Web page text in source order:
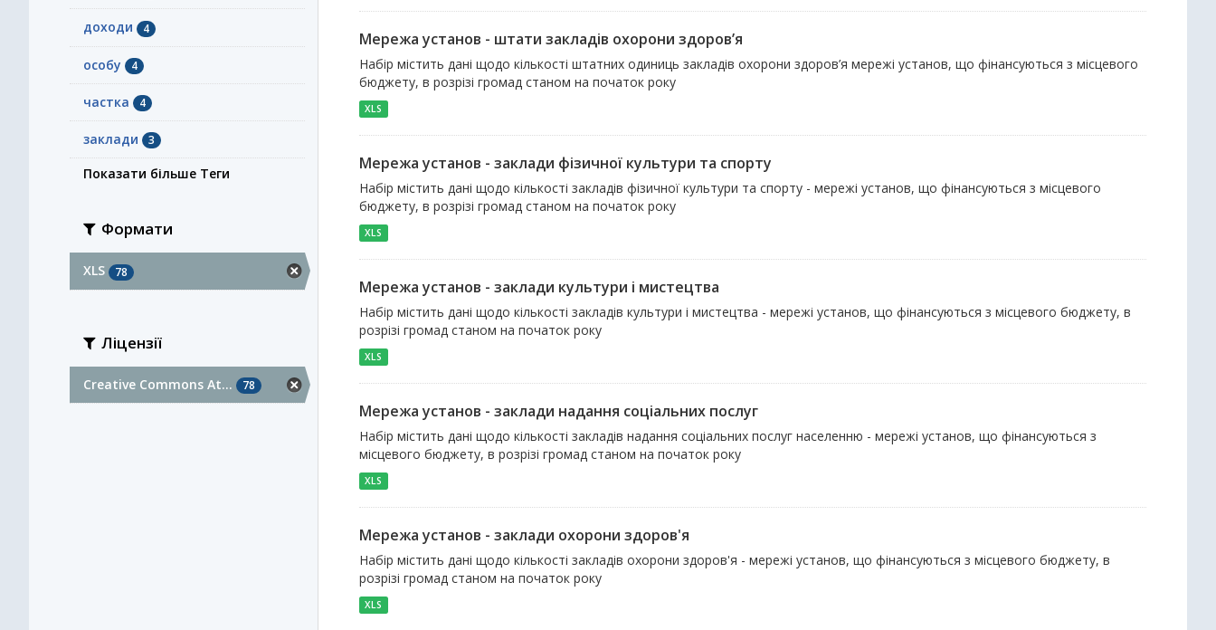
доходи 4
особу 4
частка 4
заклади 3
Показати більше Теги
Формати
XLS 78
Ліцензії
Creative Commons At... 78
Мережа установ - штати закладів охорони здоров’я
Набір містить дані щодо кількості штатних одиниць закладів охорони здоров’я мережі установ, що фінансуються з місцевого
бюджету, в розрізі громад станом на початок року
XLS
Мережа установ - заклади фізичної культури та спорту
Набір містить дані щодо кількості закладів фізичної культури та спорту - мережі установ, що фінансуються з місцевого
бюджету, в розрізі громад станом на початок року
XLS
Мережа установ - заклади культури і мистецтва
Набір містить дані щодо кількості закладів культури і мистецтва - мережі установ, що фінансуються з місцевого бюджету, в
розрізі громад станом на початок року
XLS
Мережа установ - заклади надання соціальних послуг
Набір містить дані щодо кількості закладів надання соціальних послуг населенню - мережі установ, що фінансуються з
місцевого бюджету, в розрізі громад станом на початок року
XLS
Мережа установ - заклади охорони здоров'я
Набір містить дані щодо кількості закладів охорони здоров'я - мережі установ, що фінансуються з місцевого бюджету, в
розрізі громад станом на початок року
XLS